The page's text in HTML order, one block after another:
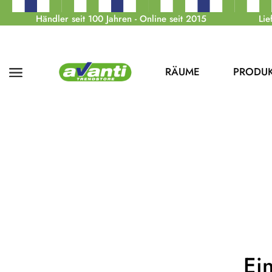
Händler seit 100 Jahren - Online seit 2015
RÄUME